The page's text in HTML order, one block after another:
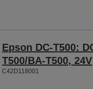
Epson DC-T500:
T500/BA-T500, 24V
C42D118001